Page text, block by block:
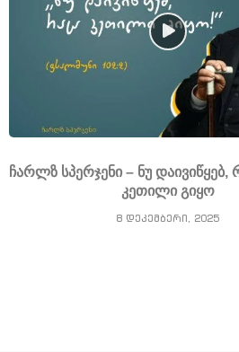
ჩარლზ სპერჯენი – ნუ
კეთილი გიყო
8 დეკემბერი, 2025